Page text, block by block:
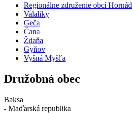
Regionálne združenie obcí Hornád
Valaliky
Geča
Čana
Ždaňa
Gyňov
Vyšná Myšľa
Družobná obec
Baksa
- Maďarská republika